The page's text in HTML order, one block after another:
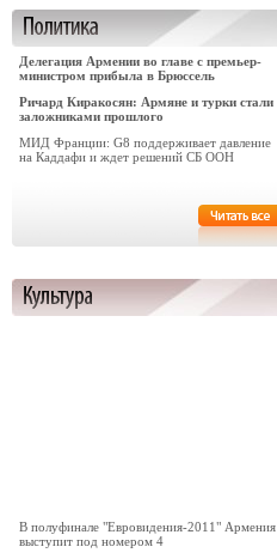
Делегация Армении во главе с премьер-
министром прибыла в Брюссель
Ричард Киракосян: Армяне и турки стали
заложниками прошлого
МИД Франции: G8 поддерживает давление
на Каддафи и ждет решений СБ ООН
В полуфинале "Евровидения-2011" Армения
выступит под номером 4